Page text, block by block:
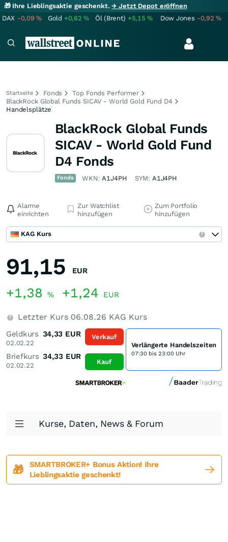
🎁 Ihre Lieblingsaktie geschenkt.→ Jetzt Depot eröffnen
DAX -0,09% Gold +0,62% Öl (Brent) +5,15% Dow Jones -0,92%
Startseite Fonds
Top Fonds Performer
BlackRock Global Funds SICAV - World Gold Fund D4
Handelsplätze
BlackRock Global Funds
SICAV - World Gold Fund
D4 Fonds
Fonds WKN:A1J4PH SYM: A1J4PH
Alarme
einrichten
Zur Watchlist
hinzufügen
Zum Portfolio
hinzufügen
KAG Kurs
91,15 EUR
+1,38 % +1,24 EUR
Letzter Kurs 06.08.26 KAG Kurs
Geldkurs
02.02.22
34,33 EUR
Briefkurs
02.02.22
34,33 EUR
Verkauf
Kauf
Verlängerte Handelszeiten
07:30 bis 23:00 Uhr
Kurse, Daten, News & Forum
🎁
SMARTBROKER+ Bonus Aktion! Ihre
Lieblingsaktie geschenkt!